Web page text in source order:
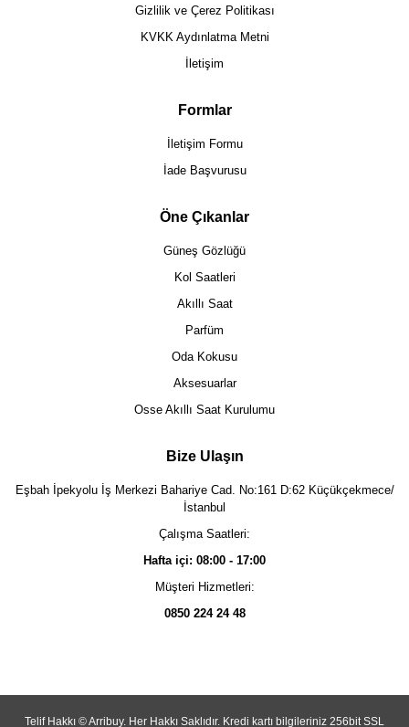
Gizlilik ve Çerez Politikası
KVKK Aydınlatma Metni
İletişim
Formlar
İletişim Formu
İade Başvurusu
Öne Çıkanlar
Güneş Gözlüğü
Kol Saatleri
Akıllı Saat
Parfüm
Oda Kokusu
Aksesuarlar
Osse Akıllı Saat Kurulumu
Bize Ulaşın
Eşbah İpekyolu İş Merkezi Bahariye Cad. No:161 D:62 Küçükçekmece/
İstanbul
Çalışma Saatleri:
Hafta içi: 08:00 - 17:00
Müşteri Hizmetleri:
0850 224 24 48
Telif Hakkı © Arribuy. Her Hakkı Saklıdır. Kredi kartı bilgileriniz 256bit SSL